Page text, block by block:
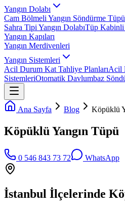
Yangın Dolabı
Cam Bölmeli Yangın Söndürme
Sahra Tipi Yangın DolabıTüp Kabinli
Yangın Kapıları
Yangın Merdivenleri
Yangın Sistemleri
Acil Durum Kat Tahliye PlanlarıAcil
SistemleriOtomatik Davlumbaz
Ana Sayfa Blog Köpüklü
Köpüklü Yangın Tüpü
0 546 843 73 72 WhatsApp
İstanbul İlçelerinde